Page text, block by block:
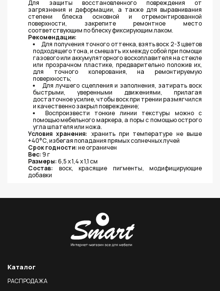
Для защиты восстановленного повреждения от
загрязнения и деформации, а также для выравнивания
степени блеска основной и отремонтированной
поверхности, закрепите ремонтное место
соответствующим по блеску фиксирующим лаком.
Рекомендации:
Для получения точного оттенка, взять воск 2-3 цветов
подходящего тона, и смешать их между собой при помощи
газового или аккумуляторного воскоплавителя на стекле
или прозрачном пластике, предварительно положив их,
для точного колерования, на ремонтируемую
поверхность;
Для лучшего сцепления и заполнения, затирать воск
быстрыми, уверенными движениями, прилагая
достаточное усилие, чтобы воск при трении размягчился
и качественно закрыл повреждение;
Воспроизвести тонкие линии текстуры можно с
помощью мебельного маркера, а поры с помощью острого
угла шпателя или ножа.
Условия хранения: хранить при температуре не выше
+40°С, избегая попадания прямых солнечных лучей
Срок годности:не ограничен
Вес:9 г
Размеры:6,5 х 1,4 х 1,1 см
Состав: воск, красящие пигменты, модифицирующие
добавки
Каталог
РАСПРОДАЖА